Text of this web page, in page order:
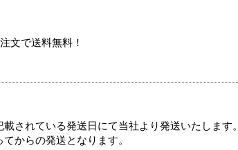
文で送料無料！
されている発送日にて当社より発送いたします。
からの発送となります。